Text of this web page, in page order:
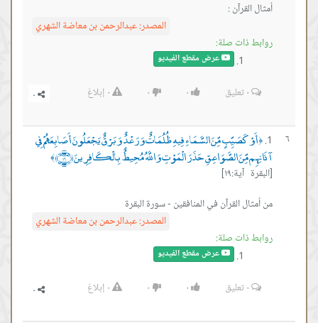
أمثال القرآن :
المصدر:عبدالرحمن بن معاضة الشهري
روابط ذات صلة:
عرض مقطع الفيديو
٠تعليق ٠ ٠ ٠ إبلاغ
٦ ﴿أَوْ كَصَيِّبٍ مِّنَ السَّمَاءِ فِيهِ ظُلُمَاتٌ وَرَعْدٌ وَبَرْقٌ يَجْعَلُونَ أَصَابِعَهُمْ فِي
آذَانِهِم مِّنَ الصَّوَاعِقِ حَذَرَ الْمَوْتِ وَاللَّهُ مُحِيطٌ بِالْكَافِرِينَ ﴿١٩﴾ ﴾
[البقرة آية:١٩]
من أمثال القرآن في المنافقين - سورة البقرة
المصدر:عبدالرحمن بن معاضة الشهري
روابط ذات صلة:
عرض مقطع الفيديو
٠تعليق ٠ ٠ ٠ إبلاغ